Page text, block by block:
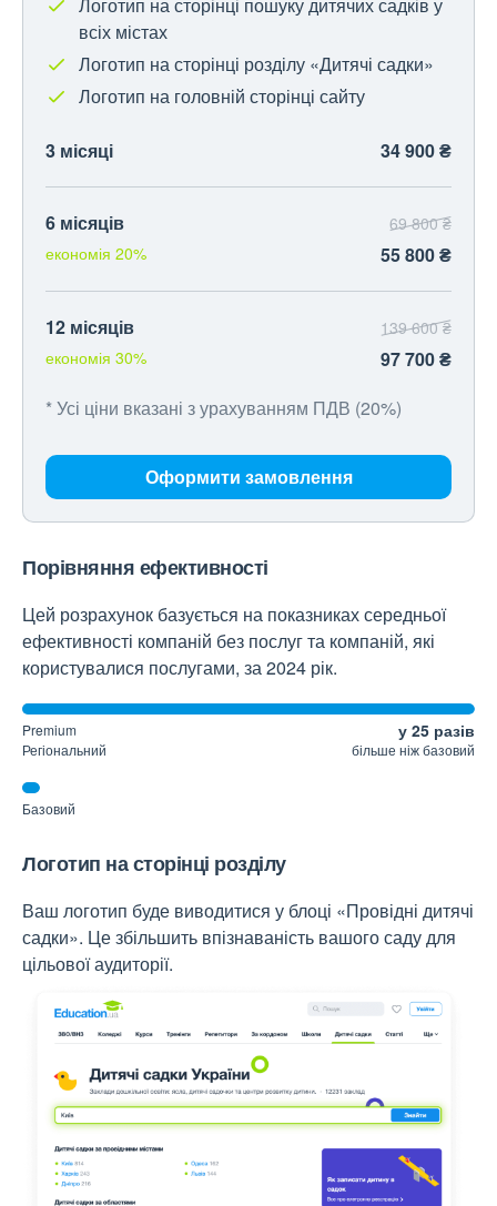
всіх містах
Логотип на сторінці розділу «Дитячі садки»
Логотип на головній сторінці сайту
3 місяці 34 900 ₴
6 місяців
економія 20%
69 800 ₴
55 800 ₴
12 місяців
економія 30%
139 600 ₴
97 700 ₴
* Усі ціни вказані з урахуванням ПДВ (20%)
Оформити замовлення
Порівняння ефективності
Цей розрахунок базується на показниках середньої
ефективності компаній без послуг та компаній, які
користувалися послугами, за 2024 рік.
Premium
Регіональний
у 25 разів
більше ніж базовий
Базовий
Логотип на сторінці розділу
Ваш логотип буде виводитися у блоці «Провідні дитячі
садки». Це збільшить впізнаваність вашого саду для
цільової аудиторії.